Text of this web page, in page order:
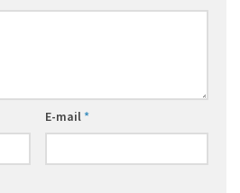
E-mail*